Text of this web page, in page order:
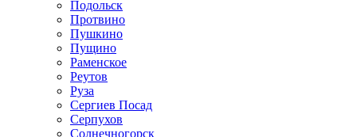
Подольск
Протвино
Пушкино
Пущино
Раменское
Реутов
Руза
Сергиев Посад
Серпухов
Солнечногорск